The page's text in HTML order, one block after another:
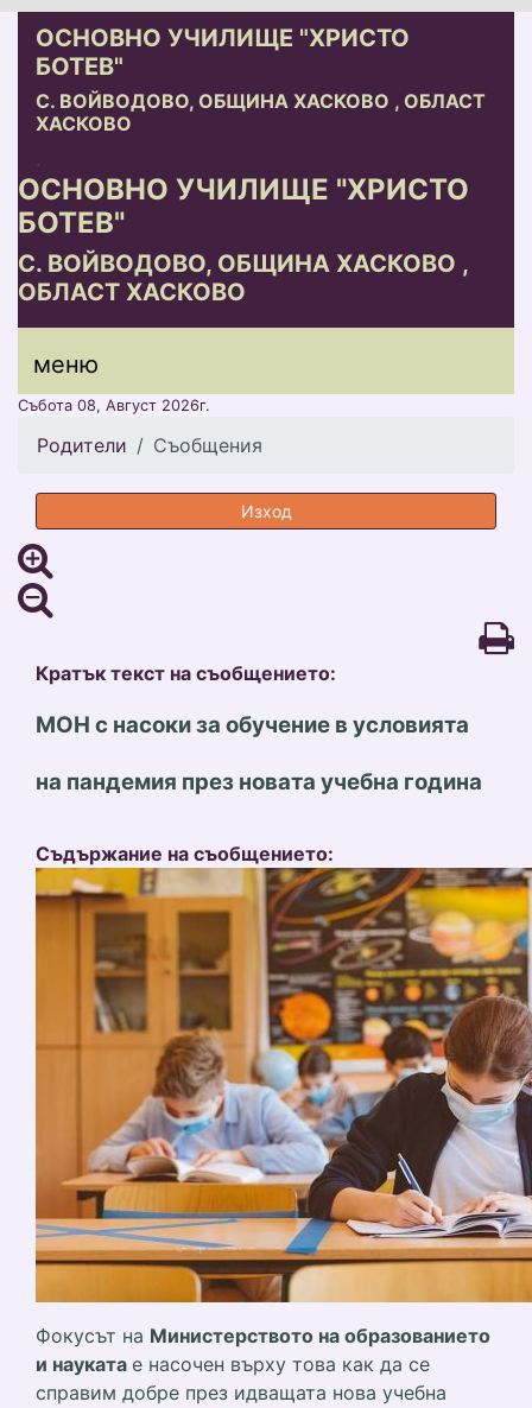
ОСНОВНО УЧИЛИЩЕ "ХРИСТО
БОТЕВ"
С. ВОЙВОДОВО, ОБЩИНА ХАСКОВО , ОБЛАСТ
ХАСКОВО
.
ОСНОВНО УЧИЛИЩЕ "ХРИСТО
БОТЕВ"
С. ВОЙВОДОВО, ОБЩИНА ХАСКОВО ,
ОБЛАСТ ХАСКОВО
меню горно
меню
меню
Събота 08, Август 2026г.
Родители Съобщения
Изход
Кратък текст на съобщението:
МОН с насоки за обучение в условията
на пандемия през новата учебна година
Съдържание на съобщението:
Фокусът на Министерството на образованието
и науката е насочен върху това как да се
справим добре през идващата нова учебна